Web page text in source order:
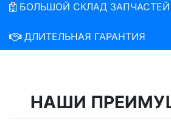
БОЛЬШОЙ СКЛАД ЗАПЧАСТЕЙ
ДЛИТЕЛЬНАЯ ГАРАНТИЯ
НАШИ